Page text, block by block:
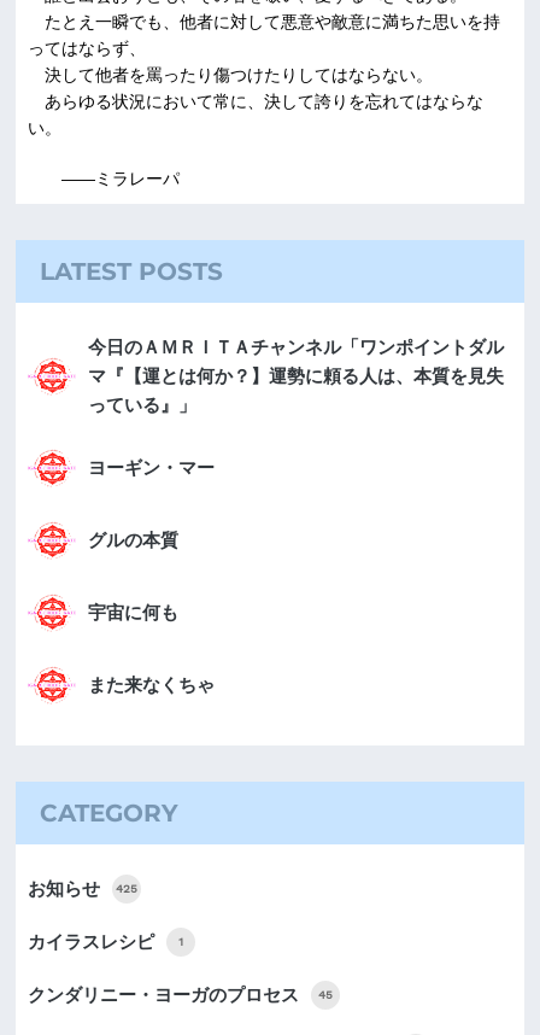
たとえ一瞬でも、他者に対して悪意や敵意に満ちた思いを持
ってはならず、
決して他者を罵ったり傷つけたりしてはならない。
あらゆる状況において常に、決して誇りを忘れてはならな
い。
――ミラレーパ
LATEST POSTS
今日のＡＭＲＩＴＡチャンネル「ワンポイントダル
マ『【運とは何か？】運勢に頼る人は、本質を見失
っている』」
ヨーギン・マー
グルの本質
宇宙に何も
また来なくちゃ
CATEGORY
お知らせ 425
カイラスレシピ 1
クンダリニー・ヨーガのプロセス 45